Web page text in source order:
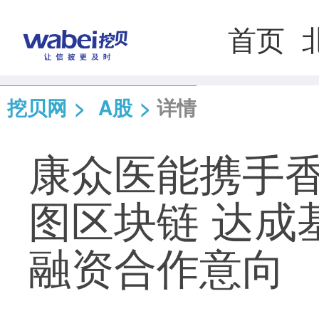
首页
挖贝网 > A股 > 详情
康众医能携手
图区块链 达成
融资合作意向